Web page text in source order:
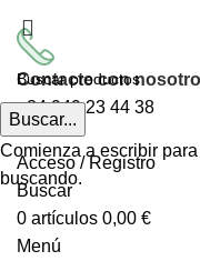
Contacte con
+34949 23 44 38
Acceso / Registro
Buscar
0 artículos 0,00 €
Menú
Buscar...
Comienza a escribir
buscando.